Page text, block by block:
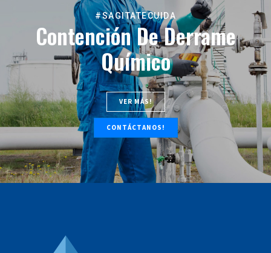
#SAGITATECUIDA
Contención De Derrame
Químico
VER MÁS!
CONTÁCTANOS!